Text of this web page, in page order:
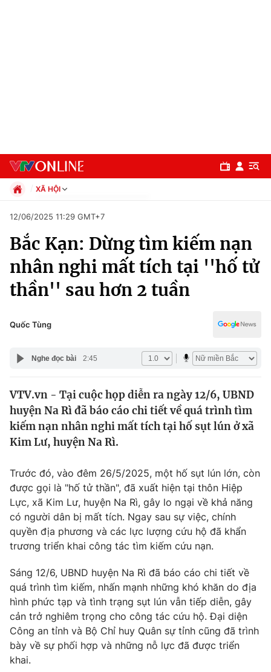
Chuyên mục
Chính trị
Thế giới
Tin tức
Câu chuyện quốc tế
Tài chính
Thị trường
Góc doanh nghiệp
Dữ liệu và đời sống
Truyền hình
Phim VTV
Hậu trường
Nhân vật
Khán giả
Giải sao mai
Điện ảnh
Âm nhạc
Sao
Đời sống
Du lịch
Làm đẹp
Chất lượng cuộc sống
Giáo dục
Tuyển sinh
Công nghệ
XÃ HỘI
Xã hội
Pháp luật
Kinh tế
Thể thao
Truyền hình
Đời sống
Giáo dục
12/06/2025 11:29 GMT+7
Bắc Kạn: Dừng tìm kiếm nạn
nhân nghi mất tích tại ''hố tử
thần'' sau hơn 2 tuần
Quốc Tùng
Nghe đọc bài 2:45
VTV.vn - Tại cuộc họp diễn ra ngày 12/6, UBND
huyện Na Rì đã báo cáo chi tiết về quá trình tìm
kiếm nạn nhân nghi mất tích tại hố sụt lún ở xã
Kim Lư, huyện Na Rì.
Trước đó, vào đêm 26/5/2025, một hố sụt lún lớn, còn
được gọi là "hố tử thần", đã xuất hiện tại thôn Hiệp
Lực, xã Kim Lư, huyện Na Rì, gây lo ngại về khả năng
có người dân bị mất tích. Ngay sau sự việc, chính
quyền địa phương và các lực lượng cứu hộ đã khẩn
trương triển khai công tác tìm kiếm cứu nạn.
Sáng 12/6, UBND huyện Na Rì đã báo cáo chi tiết về
quá trình tìm kiếm, nhấn mạnh những khó khăn do địa
hình phức tạp và tình trạng sụt lún vẫn tiếp diễn, gây
cản trở nghiêm trọng cho công tác cứu hộ. Đại diện
Công an tỉnh và Bộ Chỉ huy Quân sự tỉnh cũng đã trình
bày về sự phối hợp và những nỗ lực đã được triển
khai.